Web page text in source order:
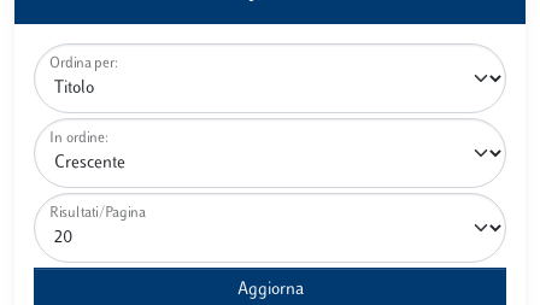
Ordina per:
In ordine:
Risultati/Pagina